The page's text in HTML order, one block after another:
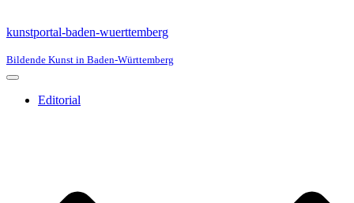
kunstportal-baden-wuerttemberg
Bildende Kunst in Baden-Württemberg
Navigationsmenü
Editorial